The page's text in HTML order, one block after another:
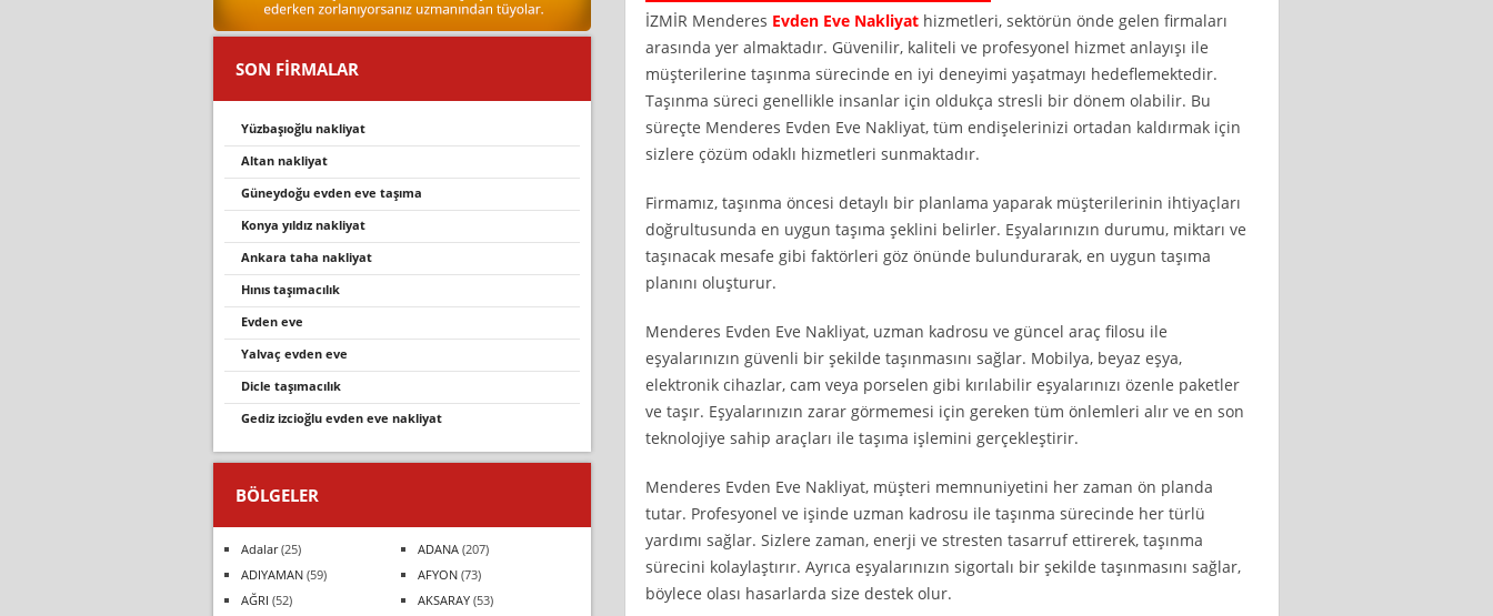
İZMİR Menderes Evden Eve Nakliyathizmetleri, sektörün önde gelen firmaları
arasında yer almaktadır. Güvenilir, kaliteli ve profesyonel hizmet anlayışı ile
müşterilerine taşınma sürecinde en iyi deneyimi yaşatmayı hedeflemektedir.
Taşınma süreci genellikle insanlar için oldukça stresli bir dönem olabilir. Bu
süreçte Menderes Evden Eve Nakliyat, tüm endişelerinizi ortadan kaldırmak için
sizlere çözüm odaklı hizmetleri sunmaktadır.
Firmamız, taşınma öncesi detaylı bir planlama yaparak müşterilerinin ihtiyaçları
doğrultusunda en uygun taşıma şeklini belirler. Eşyalarınızın durumu, miktarı ve
taşınacak mesafe gibi faktörleri göz önünde bulundurarak, en uygun taşıma
planını oluşturur.
Menderes Evden Eve Nakliyat, uzman kadrosu ve güncel araç filosu ile
eşyalarınızın güvenli bir şekilde taşınmasını sağlar. Mobilya, beyaz eşya,
elektronik cihazlar, cam veya porselen gibi kırılabilir eşyalarınızı özenle paketler
ve taşır. Eşyalarınızın zarar görmemesi için gereken tüm önlemleri alır ve en son
teknolojiye sahip araçları ile taşıma işlemini gerçekleştirir.
Menderes Evden Eve Nakliyat, müşteri memnuniyetini her zaman ön planda
tutar. Profesyonel ve işinde uzman kadrosu ile taşınma sürecinde her türlü
yardımı sağlar. Sizlere zaman, enerji ve stresten tasarruf ettirerek, taşınma
sürecini kolaylaştırır. Ayrıca eşyalarınızın sigortalı bir şekilde taşınmasını sağlar,
böylece olası hasarlarda size destek olur.
SON FİRMALAR
yüzbaşioğlu nakli̇yat
altan nakliyat
güneydoğu evden eve taşıma
konya yıldız nakliyat
ankara taha nakliyat
hinis taşimacilik
evden eve
yalvaç evden eve
di̇cle taşimacilik
gediz izcioğlu evden eve nakliyat
BÖLGELER
Adalar(25) ADANA (207)
ADIYAMAN (59) AFYON (73)
AĞRI (52) AKSARAY (53)